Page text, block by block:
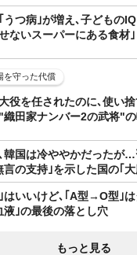
うつ病｣が増え､子どもの
ないスーパーにある食材｣
を守った代償
役を任されたのに､使い
織田家ナンバー2の武将"
韓国は冷ややかだったが
言の支持｣を示した国の｢
はいいけど､｢A型→O型｣
液｣の最後の落とし穴
もっと見る